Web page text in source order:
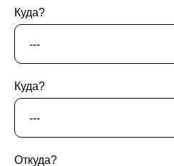
Куда?
Куда?
Откуда?